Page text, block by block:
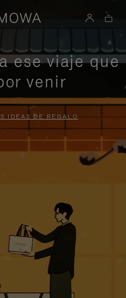
ese viaje que
venir
IDEAS DE REGALO